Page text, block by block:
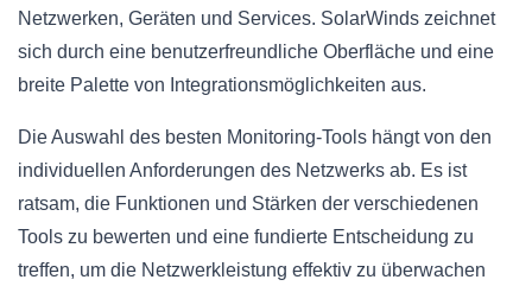
Netzwerken, Geräten und Services. SolarWinds zeichnet
sich durch eine benutzerfreundliche Oberfläche und eine
breite Palette von Integrationsmöglichkeiten aus.
Die Auswahl des besten Monitoring-Tools hängt von den
individuellen Anforderungen des Netzwerks ab. Es ist
ratsam, die Funktionen und Stärken der verschiedenen
Tools zu bewerten und eine fundierte Entscheidung zu
treffen, um die Netzwerkleistung effektiv zu überwachen